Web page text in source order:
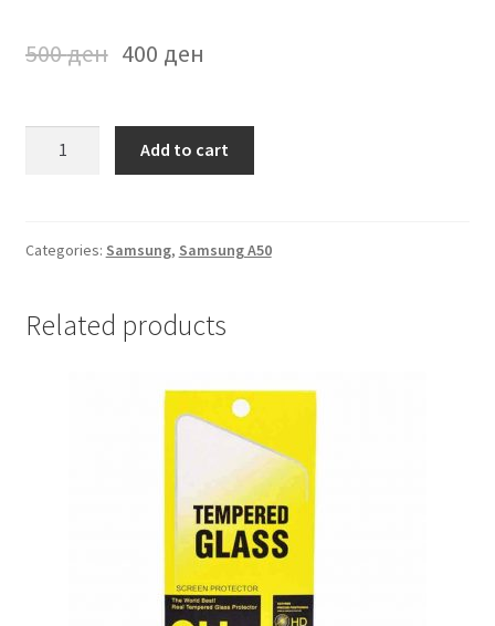
500ден 400 ден
A50
Add to cart
Categories: Samsung, Samsung A50
Related products